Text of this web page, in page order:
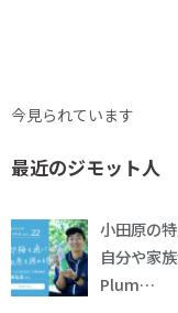
今見られています
最近のジモット人
小田原の
自分や家
Plum…